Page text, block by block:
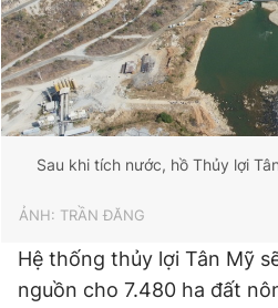
Sau khi tích nước, hồ Thủy lợi
ẢNH: TRẦN ĐĂNG
Hệ thống thủy lợi Tân Mỹ
nguồn cho 7.480 ha đất